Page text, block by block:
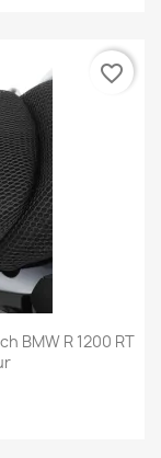
BMW R 1200 RT
favorite_border